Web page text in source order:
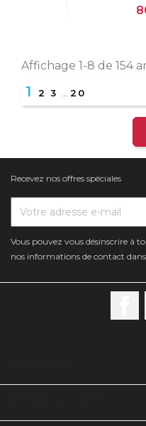
Affichage 1-8 de 154
1 2 3 20
Recevez nos offres spéciales
Vous pouvez vous désinscrire à
nos informations de contact